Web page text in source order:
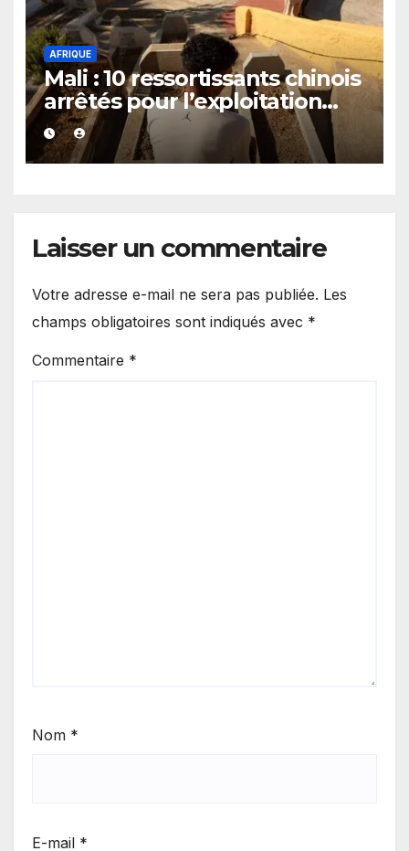
AFRIQUE
Mali : 10 ressortissants chinois
arrêtés pour l’exploitation
présumée d’un casino
clandestin
Laisser un commentaire
Votre adresse e-mail ne sera pas publiée. Les
champs obligatoires sont indiqués avec *
Commentaire *
Nom *
E-mail *